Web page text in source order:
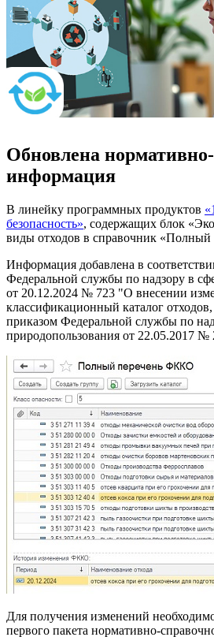
Обновлена
информация
В линейку программных продуктов
безопасность», содержащих блок
виды отходов в справочник
Информация добавлена в
Федеральной службы по надзору в
от 20.12.2024 № 723 "О внесении
классификационный каталог
приказом Федеральной службы по
природопользования от 22.05.2017 №
Для получения изменений
первого пакета нормативно-